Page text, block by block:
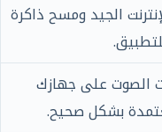
الجيد ومسح ذاكرة
الصوت على جهازك
بشكل صحيح.